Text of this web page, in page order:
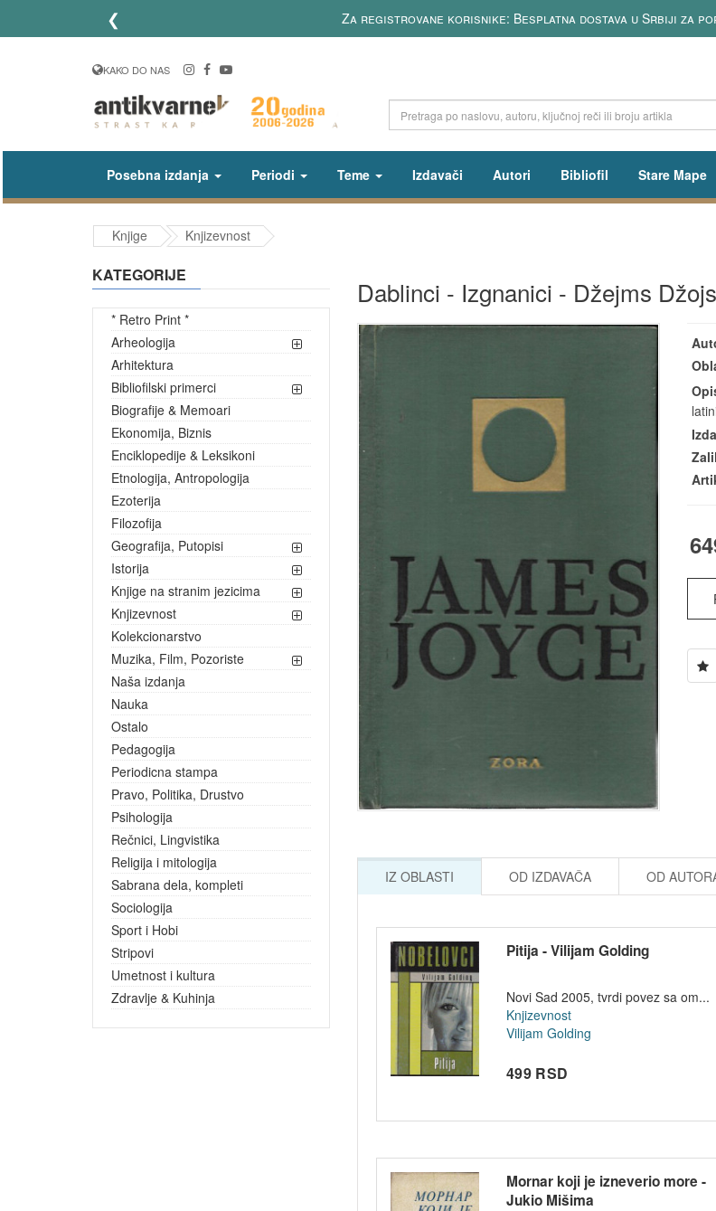
❮ Za registrovane korisnike: Besplatna dostava u Srbiji za
KAKO DO NAS
Posebna izdanja Periodi Teme Izdavači Autori Bibliofil Stare Mape
Knjige Knjizevnost
KATEGORIJE
* Retro Print *
Arheologija
Arhitektura
Bibliofilski primerci
Biografije & Memoari
Ekonomija, Biznis
Enciklopedije & Leksikoni
Etnologija, Antropologija
Ezoterija
Filozofija
Geografija, Putopisi
Istorija
Knjige na stranim jezicima
Knjizevnost
Kolekcionarstvo
Muzika, Film, Pozoriste
Naša izdanja
Nauka
Ostalo
Pedagogija
Periodicna stampa
Pravo, Politika, Drustvo
Psihologija
Rečnici, Lingvistika
Religija i mitologija
Sabrana dela, kompleti
Sociologija
Sport i Hobi
Stripovi
Umetnost i kultura
Zdravlje & Kuhinja
Dablinci - Izgnanici - Džejms Džojs
IZ OBLASTI OD IZDAVAČA OD
Pitija - Vilijam Golding
Novi Sad 2005, tvrdi povez sa om...
Knjizevnost
Vilijam Golding
499 RSD
Mornar koji je izneverio more -
Jukio Mišima